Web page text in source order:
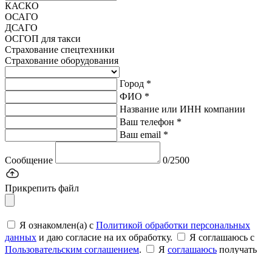
КАСКО
ОСАГО
ДСАГО
ОСГОП для такси
Страхование спецтехники
Страхование оборудования
Город *
ФИО *
Название или ИНН компании
Ваш телефон *
Ваш email *
Сообщение 0/2500
Прикрепить файл
Я ознакомлен(а) с Политикой обработки персональных
данных и даю согласие на их обработку.
Я соглашаюсь c
Пользовательским соглашением. Я соглашаюсь получать